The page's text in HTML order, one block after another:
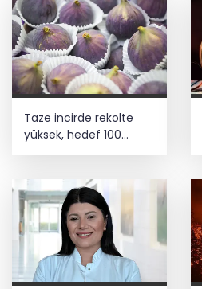
Taze incirde rekolte
yüksek, hedef 100